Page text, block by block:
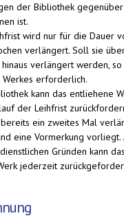
der Bibliothek gegenüber
ist.
wird nur für die Dauer
verlängert. Soll sie
verlängert werden,
erforderlich.
kann das entliehene
der Leihfrist
ein zweites Mal
eine Vormerkung vorliegt.
Gründen kann das
jederzeit